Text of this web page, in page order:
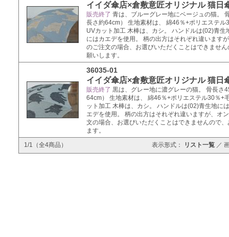
イイダ傘店×倉敷意匠オリジナル 猫日
販売終了 青は、ブルーグレー地にベージュの猫。
長さ約64cm） 生地素材は、 綿46％+ポリエステ
UVカット加工 木棒は、カシ。 ハンドルは(02)青生
にはカエデを使用。 柄の出方はそれぞれ違います
のご注文の場合、お選びいただくことはできませ
願いします。
36035-01
イイダ傘店×倉敷意匠オリジナル 猫日
販売終了 黒は、グレー地に濃グレーの猫。 骨長さ
64cm） 生地素材は、 綿46％+ポリエステル30％+
ット加工 木棒は、カシ。 ハンドルは(02)青生地に
エデを使用。 柄の出方はそれぞれ違いますが、オ
文の場合、お選びいただくことはできませんので
ます。
1/1（全4商品） 表示形式： リスト一覧 ／